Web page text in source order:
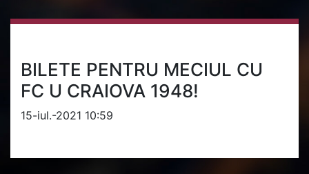
BILETE PENTRU MECIUL CU
FC U CRAIOVA 1948!
15-iul.-2021 10:59